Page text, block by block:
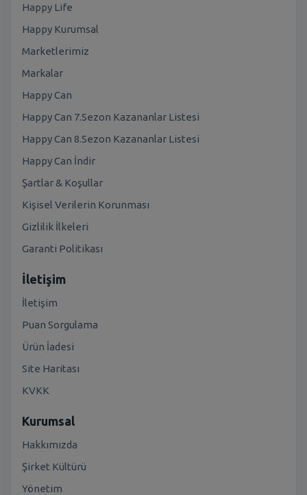
Happy Life
Happy Kurumsal
Marketlerimiz
Markalar
Happy Can
Happy Can 7.Sezon Kazananlar Listesi
Happy Can 8.Sezon Kazananlar Listesi
Happy Can İndir
Şartlar & Koşullar
Kişisel Verilerin Korunması
Gizlilik İlkeleri
Garanti Politikası
İletişim
İletişim
Puan Sorgulama
Ürün İadesi
Site Haritası
KVKK
Kurumsal
Hakkımızda
Şirket Kültürü
Yönetim